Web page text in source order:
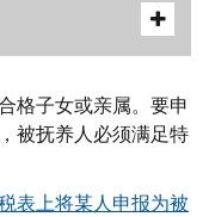
格子女或亲属。要申
被抚养人必须满足特
表上将某人申报为被